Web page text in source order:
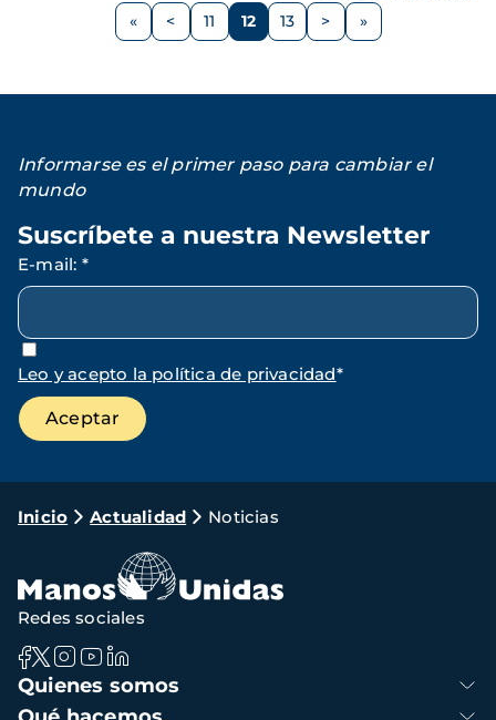
Paginación
Página
< Página
11 Página
12 Página
13
Siguiente
>
Informarse es el primer paso para cambiar el
mundo
Suscríbete a nuestra Newsletter
E-mail: *
Leo y acepto la política de privacidad*
Ruta
navegación
Inicio Actualidad Noticias
Navegación
principal
Quienes somos
Redes sociales